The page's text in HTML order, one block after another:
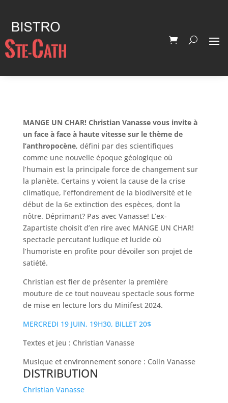
MANGE UN CHAR! Christian Vanasse vous invite à
un face à face à haute vitesse sur le thème de
l’anthropocène, défini par des scientifiques
comme une nouvelle époque géologique où
l’humain est la principale force de changement sur
la planète. Certains y voient la cause de la crise
climatique, l’effondrement de la biodiversité et le
début de la 6e extinction des espèces, dont la
nôtre. Déprimant? Pas avec Vanasse! L’ex-
Zapartiste choisit d’en rire avec MANGE UN CHAR!
spectacle percutant ludique et lucide où
l’humoriste en profite pour dévoiler son projet de
satiété.
Christian est fier de présenter la première
mouture de ce tout nouveau spectacle sous forme
de mise en lecture lors du Minifest 2024.
MERCREDI 19 JUIN, 19H30, BILLET 20$
Textes et jeu : Christian Vanasse
Musique et environnement sonore : Colin Vanasse
DISTRIBUTION
Christian Vanasse